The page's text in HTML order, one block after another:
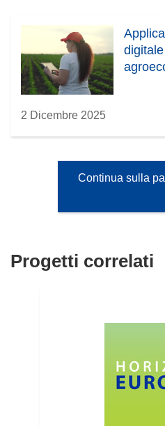
2 Dicembre 2025
Continua sulla
Progetti correlati